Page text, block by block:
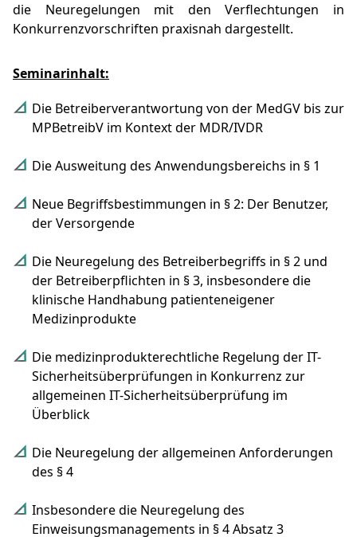
die Neuregelungen mit den Verflechtungen in
Konkurrenzvorschriften praxisnah dargestellt.
Seminarinhalt:
Die Betreiberverantwortung von der MedGV bis zur
MPBetreibV im Kontext der MDR/IVDR
Die Ausweitung des Anwendungsbereichs in § 1
Neue Begriffsbestimmungen in § 2: Der Benutzer,
der Versorgende
Die Neuregelung des Betreiberbegriffs in § 2 und
der Betreiberpflichten in § 3, insbesondere die
klinische Handhabung patienteneigener
Medizinprodukte
Die medizinprodukterechtliche Regelung der IT-
Sicherheitsüberprüfungen in Konkurrenz zur
allgemeinen IT-Sicherheitsüberprüfung im
Überblick
Die Neuregelung der allgemeinen Anforderungen
des § 4
Insbesondere die Neuregelung des
Einweisungsmanagements in § 4 Absatz 3